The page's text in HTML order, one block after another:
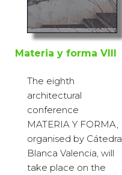
Materia y forma VIII
The eighth
architectural
conference
MATERIA Y FORMA,
organised by Cátedra
Blanca Valencia, will
take place on the